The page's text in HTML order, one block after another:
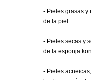
- Pieles grasas y
de la piel.
- Pieles secas y
de la esponja
- Pieles